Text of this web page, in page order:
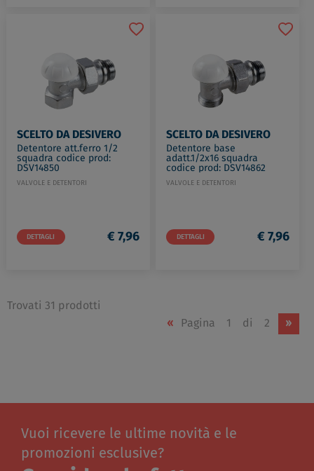
SCELTO DA DESIVERO
Detentore att.ferro 1/2
squadra codice prod:
DSV14850
VALVOLE E DETENTORI
DETTAGLI € 7,96
SCELTO DA DESIVERO
Detentore base
adatt.1/2x16 squadra
codice prod: DSV14862
VALVOLE E DETENTORI
DETTAGLI € 7,96
Trovati 31 prodotti
« Pagina 1 di 2 »
Vuoi ricevere le ultime novità e le
promozioni esclusive?